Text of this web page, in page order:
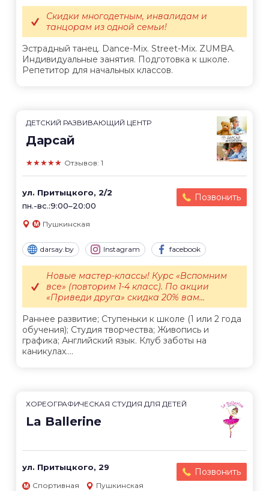
Эстрадный танец. Dance-Mix. Street-Mix. ZUMBA.
Индивидуальные занятия. Подготовка к школе.
Репетитор для начальных классов.
Скидки многодетным, инвалидам и
танцорам из одной семьи!
ДЕТСКИЙ РАЗВИВАЮЩИЙ ЦЕНТР
Дарсай
★★★★★ Отзывов: 1
ул. Притыцкого, 2/2
пн.-вс.:9:00–20:00
Позвонить
Пушкинская
darsay.by Instagram facebook
Раннее развитие; Ступеньки к школе (1 или 2 года
обучения); Студия творчества; Живопись и
графика; Английский язык. Клуб заботы на
каникулах....
Новые мастер-классы! Курс «Вспомним
все» (повторим 1-4 класс). По акции
«Приведи друга» скидка 20% вам...
ХОРЕОГРАФИЧЕСКАЯ СТУДИЯ ДЛЯ ДЕТЕЙ
La Ballerine
ул. Притыцкого, 29 Позвонить
Спортивная Пушкинская